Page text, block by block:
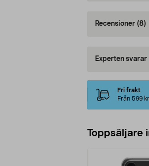
Recensioner (8)
Experten svarar
Fri frakt
Från 599
Toppsäljare